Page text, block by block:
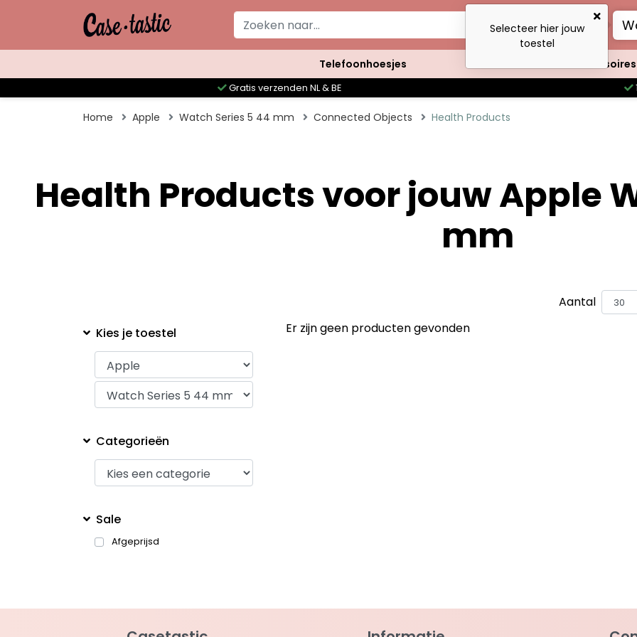
Telefoonhoesjes Clutches Accessoires
Gratis verzenden NL & BE
Home Apple Watch Series 5 44 mm Connected Objects Health Products
Health Products voor jouw Apple
mm
Aantal
Kies je toestel
Categorieën
Sale
Afgeprijsd
Er zijn geen producten gevonden
Selecteer hier jouw
toestel